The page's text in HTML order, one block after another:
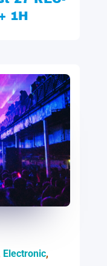
1H
Electronic,